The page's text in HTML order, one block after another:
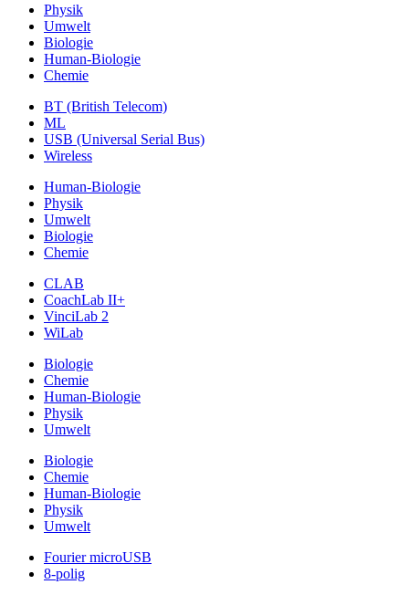
Physik
Umwelt
Biologie
Human-Biologie
Chemie
BT (British Telecom)
ML
USB (Universal Serial Bus)
Wireless
Human-Biologie
Physik
Umwelt
Biologie
Chemie
CLAB
CoachLab II+
VinciLab 2
WiLab
Biologie
Chemie
Human-Biologie
Physik
Umwelt
Biologie
Chemie
Human-Biologie
Physik
Umwelt
Fourier microUSB
8-polig